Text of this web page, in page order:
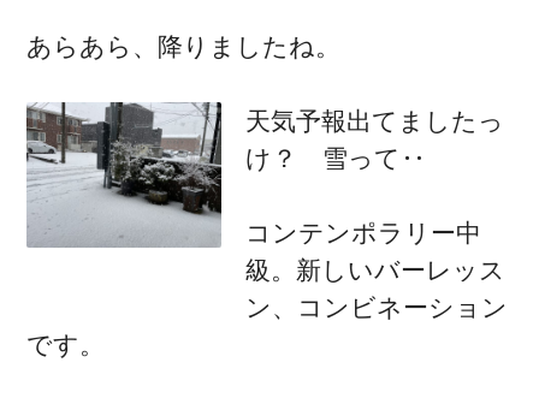
あらあら、降りましたね。
天気予報出てましたっ
け？ 雪って‥
コンテンポラリー中
級。新しいバーレッス
ン、コンビネーション
です。